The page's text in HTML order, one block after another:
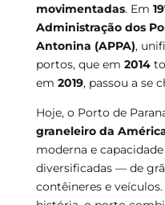
movimentadas. Em
Administração dos
Antonina (APPA),
portos, que em 2014
em 2019, passou a se
Hoje, o Porto de
graneleiro da
moderna e
diversificadas — de
contêineres e